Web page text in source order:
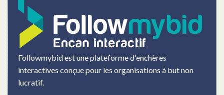
Followmybid est une plateforme d'enchères
interactives conçue pour les organisations à but non
lucratif.